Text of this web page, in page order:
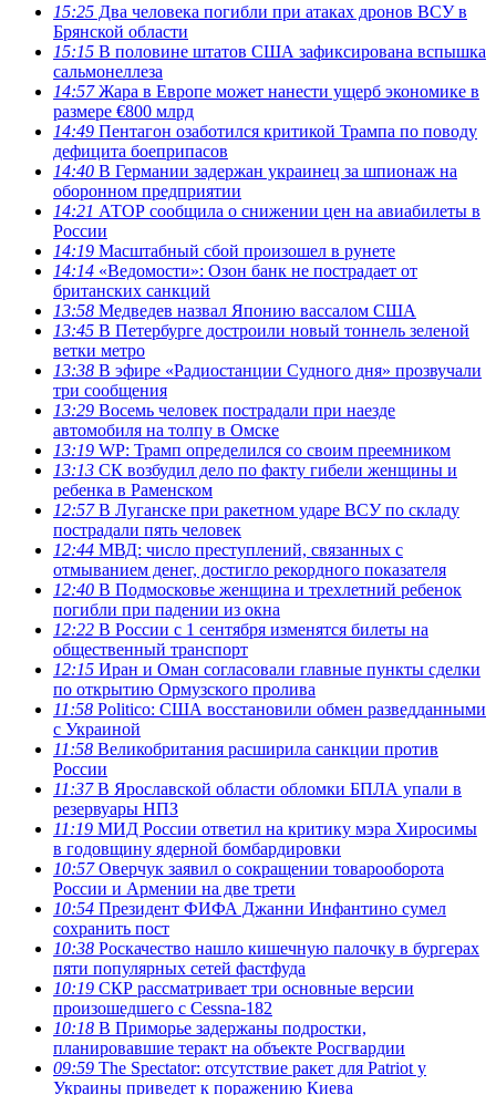
15:25 Два человека погибли при атаках дронов ВСУ в
Брянской области
15:15 В половине штатов США зафиксирована вспышка
сальмонеллеза
14:57Жара в Европе может нанести ущерб экономике в
размере €800 млрд
14:49 Пентагон озаботился критикой Трампа по поводу
дефицита боеприпасов
14:40 В Германии задержан украинец за шпионаж на
оборонном предприятии
14:21 АТОР сообщила о снижении цен на авиабилеты в
России
14:19 Масштабный сбой произошел в рунете
14:14 «Ведомости»: Озон банк не пострадает от
британских санкций
13:58 Медведев назвал Японию вассалом США
13:45 В Петербурге достроили новый тоннель зеленой
ветки метро
13:38 В эфире «Радиостанции Судного дня» прозвучали
три сообщения
13:29 Восемь человек пострадали при наезде
автомобиля на толпу в Омске
13:19 WP: Трамп определился со своим преемником
13:13 СК возбудил дело по факту гибели женщины и
ребенка в Раменском
12:57В Луганске при ракетном ударе ВСУ по складу
пострадали пять человек
12:44 МВД: число преступлений, связанных с
отмыванием денег, достигло рекордного показателя
12:40 В Подмосковье женщина и трехлетний ребенок
погибли при падении из окна
12:22 В России с 1 сентября изменятся билеты на
общественный транспорт
12:15 Иран и Оман согласовали главные пункты сделки
по открытию Ормузского пролива
11:58 Politico: США восстановили обмен разведданными
с Украиной
11:58 Великобритания расширила санкции против
России
11:37В Ярославской области обломки БПЛА упали в
резервуары НПЗ
11:19 МИД России ответил на критику мэра Хиросимы
в годовщину ядерной бомбардировки
10:57Оверчук заявил о сокращении товарооборота
России и Армении на две трети
10:54 Президент ФИФА Джанни Инфантино сумел
сохранить пост
10:38 Роскачество нашло кишечную палочку в бургерах
пяти популярных сетей фастфуда
10:19 СКР рассматривает три основные версии
произошедшего с Cessna-182
10:18 В Приморье задержаны подростки,
планировавшие теракт на объекте Росгвардии
09:59 The Spectator: отсутствие ракет для Patriot у
Украины приведет к поражению Киева